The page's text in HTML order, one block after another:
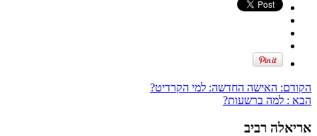
הקודם: האישה החדשה: למי הקרדיט?
הבא : למה ברשעות?
אריאלה רביב